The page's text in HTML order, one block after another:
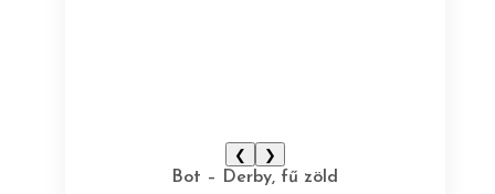
❮
❯
Bot – Derby, fű zöld